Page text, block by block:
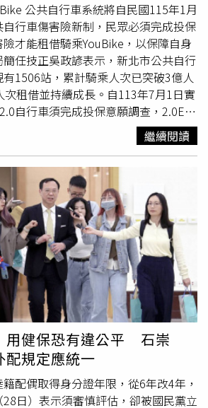
公共自行車系統將自民國115年1月
行車傷害險新制，民眾必須完成投保
才能租借騎乘YouBike，以保障自身
任技正吳政諺表示，新北市公共自行
1506站，累計騎乘人次已突破3億人
次租借並持續成長。自113年7月1日實
自行車須完成投保意願調查，2.0E電
免費公共自行車傷害險，才能租借。
率也自64％ 提升至96％。吳政諺指
由政府全額負擔保費，使用者完全免
官方APP登錄會員至「公共自行
資料，騎乘時如發生意外事故，造成死
憑醫療單據等文件，向保險公司申請
6月以來，新北市約有70件獲得理
件提高約62％。交通局表示，自明
園市共同推動YouBike公共自行車全
會員必須投保免費公共自行車傷害險
和2.0E；也提醒使用信用卡租車的
定租借流程時須一併填寫投保資料後
尚未投保的YouBike會員，請盡速於
APP登錄會員後，於公共自行
資料，且登錄的資料務必與使用者為
權益。
繼續閱讀
用健保恐有違公平 石崇
配規定應統一
配偶取得身分證年限，從6年改4年，
日）表示須審慎評估，卻被國民黨立